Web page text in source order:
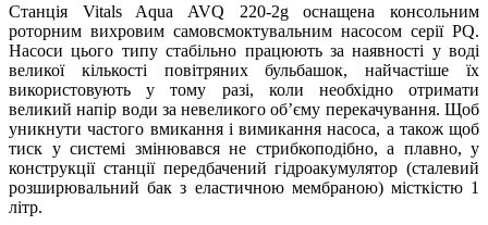
Станція Vitals Aqua AVQ 220-2g оснащена консольним
роторним вихровим самовсмоктувальним насосом серії PQ.
Насоси цього типу стабільно працюють за наявності у воді
великої кількості повітряних бульбашок, найчастіше їх
використовують у тому разі, коли необхідно отримати
великий напір води за невеликого об’єму перекачування. Щоб
уникнути частого вмикання і вимикання насоса, а також щоб
тиск у системі змінювався не стрибкоподібно, а плавно, у
конструкції станції передбачений гідроакумулятор (сталевий
розширювальний бак з еластичною мембраною) місткістю 1
літр.